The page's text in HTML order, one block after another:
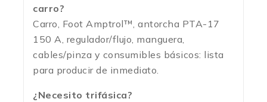
carro?
Carro, Foot Amptrol™, antorcha PTA-17
150 A, regulador/flujo, manguera,
cables/pinza y consumibles básicos: lista
para producir de inmediato.
¿Necesito trifásica?